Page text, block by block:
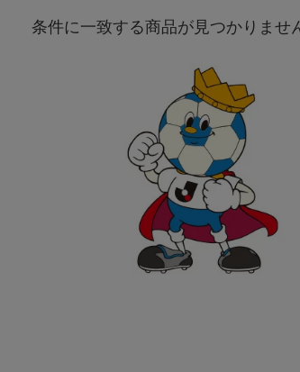
条件に一致する商品が見つかりませ